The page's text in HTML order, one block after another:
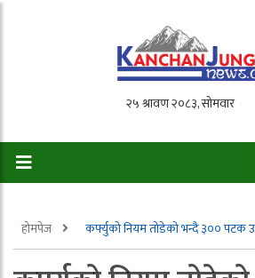
होमपेज कर्फ्युको नियम तोडेको भन्दै ३०० पटक